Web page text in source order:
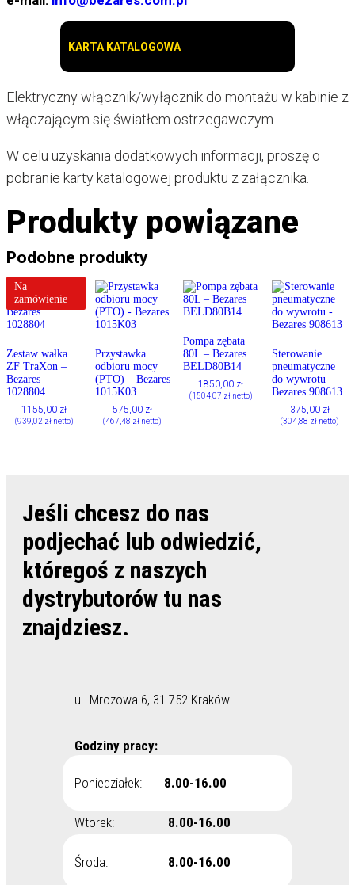
KARTA KATALOGOWA
Elektryczny włącznik/wyłącznik do montażu w kabinie z
włączającym się światłem ostrzegawczym.
W celu uzyskania dodatkowych informacji, proszę o
pobranie karty katalogowej produktu z załącznika.
Produkty powiązane
Podobne produkty
Na
zamówienie
Zestaw wałka
ZF TraXon –
Bezares
1028804
1155,00 zł
(939,02 złnetto)
Przystawka
odbioru mocy
(PTO) – Bezares
1015K03
575,00 zł
(467,48 zł netto)
Pompa zębata
80L – Bezares
BELD80B14
1850,00 zł
(1504,07 złnetto)
Sterowanie
pneumatyczne
do wywrotu –
Bezares 908613
375,00 zł
(304,88 złnetto)
Jeśli chcesz do nas
podjechać lub odwiedzić,
któregoś z naszych
dystrybutorów tu nas
znajdziesz.
ul. Mrozowa 6, 31-752 Kraków
Godziny pracy:
Poniedziałek: 8.00-16.00
Wtorek: 8.00-16.00
Środa: 8.00-16.00